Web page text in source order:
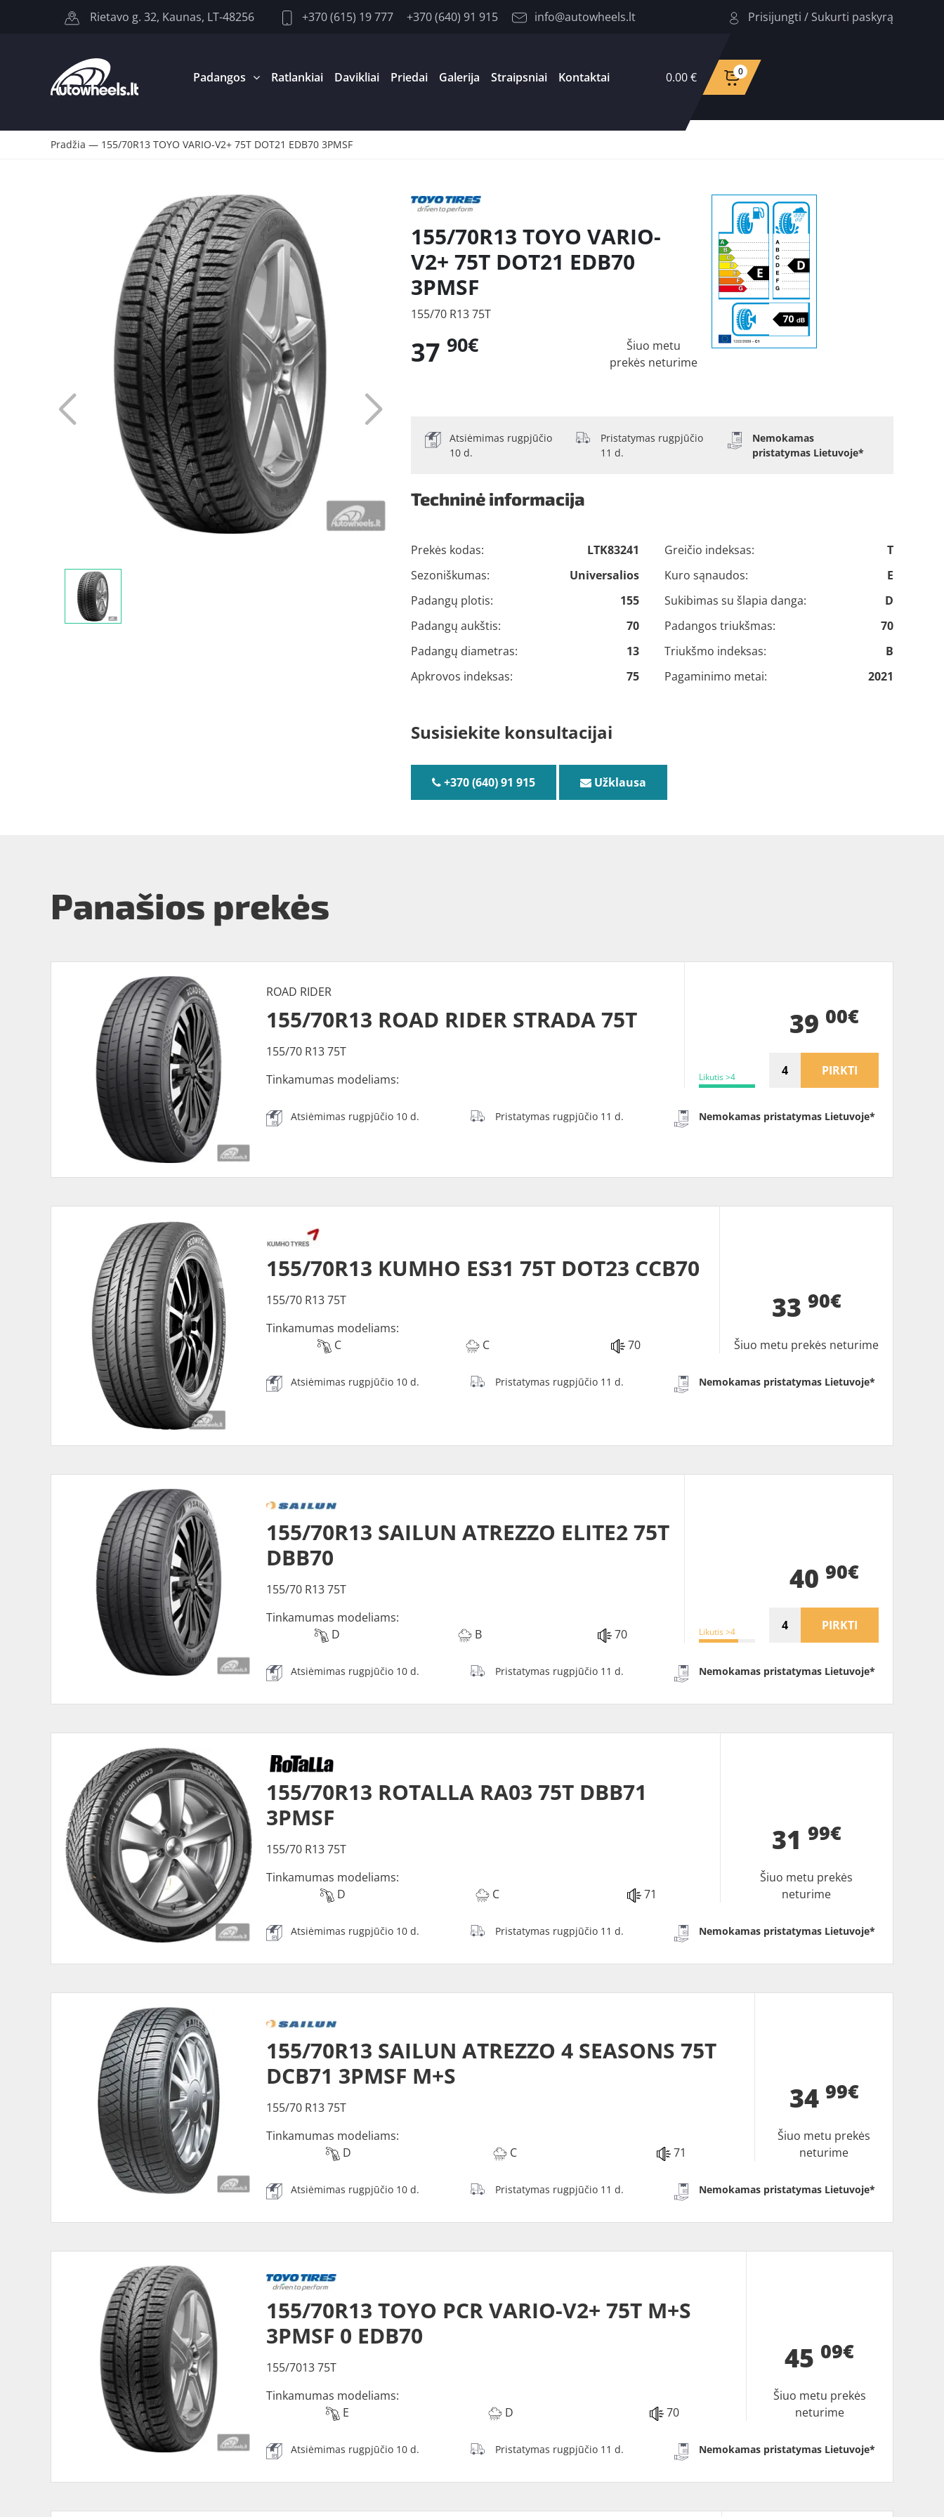
Rietavo g. 32, Kaunas, LT-48256 +370 (615) 19 777 +370 (640) 91 915 info@autowheels.lt Prisijungti / Sukurti paskyrą
Padangos Ratlankiai Davikliai Priedai Galerija Straipsniai Kontaktai 0.00 € 0
Pradžia — 155/70R13 TOYO VARIO-V2+ 75T DOT21 EDB70 3PMSF
155/70R13 TOYO VARIO-
V2+ 75T DOT21 EDB70
3PMSF
155/70 R13 75T
37 90€
Šiuo metu
prekės neturime
Atsiėmimas rugpjūčio
10 d.
Pristatymas rugpjūčio
11 d.
Nemokamas
pristatymas Lietuvoje*
Techninė informacija
Prekės kodas:
LTK83241
Sezoniškumas:
Universalios
Padangų plotis:
155
Padangų aukštis:
70
Padangų diametras:
13
Apkrovos indeksas:
75
Greičio indeksas:
T
Kuro sąnaudos:
E
Sukibimas su šlapia danga:
D
Padangos triukšmas:
70
Triukšmo indeksas:
B
Pagaminimo metai:
2021
Susisiekite konsultacijai
+370 (640) 91 915 Užklausa
Panašios prekės
ROAD RIDER
155/70R13 ROAD RIDER STRADA 75T
155/70 R13 75T
Tinkamumas modeliams:
Likutis >4
39 00€
PIRKTI
Atsiėmimas rugpjūčio 10 d. Pristatymas rugpjūčio 11 d. Nemokamas pristatymas Lietuvoje*
155/70R13 KUMHO ES31 75T DOT23 CCB70
155/70 R13 75T
Tinkamumas modeliams:
C
C 70
33 90€
Šiuo metu prekės neturime
Atsiėmimas rugpjūčio 10 d. Pristatymas rugpjūčio 11 d. Nemokamas pristatymas Lietuvoje*
155/70R13 SAILUN ATREZZO ELITE2 75T
DBB70
155/70 R13 75T
Tinkamumas modeliams:
D
B 70 Likutis >4
40 90€
PIRKTI
Atsiėmimas rugpjūčio 10 d. Pristatymas rugpjūčio 11 d. Nemokamas pristatymas Lietuvoje*
155/70R13 ROTALLA RA03 75T DBB71
3PMSF
155/70 R13 75T
Tinkamumas modeliams:
D
C 71
31 99€
Šiuo metu prekės
neturime
Atsiėmimas rugpjūčio 10 d. Pristatymas rugpjūčio 11 d. Nemokamas pristatymas Lietuvoje*
155/70R13 SAILUN ATREZZO 4 SEASONS 75T
DCB71 3PMSF M+S
155/70 R13 75T
Tinkamumas modeliams:
D
C 71
34 99€
Šiuo metu prekės
neturime
Atsiėmimas rugpjūčio 10 d. Pristatymas rugpjūčio 11 d. Nemokamas pristatymas Lietuvoje*
155/70R13 TOYO PCR VARIO-V2+ 75T M+S
3PMSF 0 EDB70
155/7013 75T
Tinkamumas modeliams:
E
D 70
45 09€
Šiuo metu prekės
neturime
Atsiėmimas rugpjūčio 10 d. Pristatymas rugpjūčio 11 d. Nemokamas pristatymas Lietuvoje*